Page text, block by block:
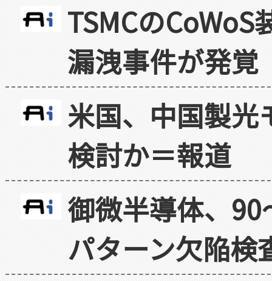
TSMCの
漏洩事件が発覚
米国、中国製光
検討か＝報道
御微半導体、
パターン欠陥検